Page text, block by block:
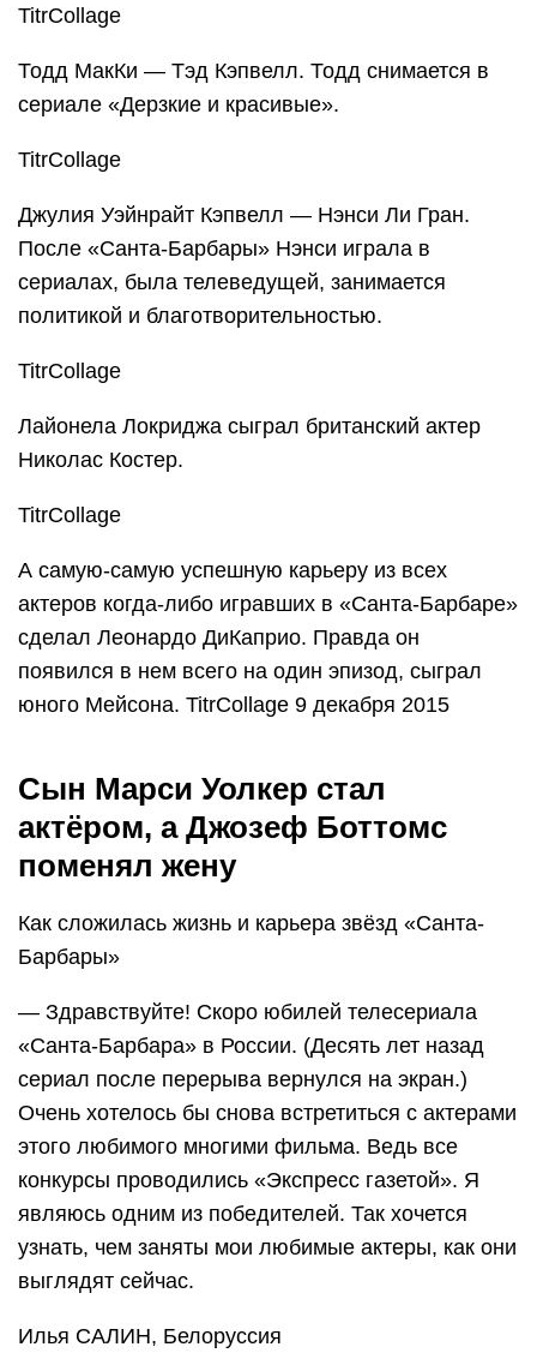
TitrCollage
Тодд МакКи — Тэд Кэпвелл. Тодд снимается в
сериале «Дерзкие и красивые».
TitrCollage
Джулия Уэйнрайт Кэпвелл — Нэнси Ли Гран.
После «Санта-Барбары» Нэнси играла в
сериалах, была телеведущей, занимается
политикой и благотворительностью.
TitrCollage
Лайонела Локриджа сыграл британский актер
Николас Костер.
TitrCollage
А самую-самую успешную карьеру из всех
актеров когда-либо игравших в «Санта-Барбаре»
сделал Леонардо ДиКаприо. Правда он
появился в нем всего на один эпизод, сыграл
юного Мейсона. TitrCollage 9 декабря 2015
Сын Марси Уолкер стал
актёром, а Джозеф Боттомс
поменял жену
Как сложилась жизнь и карьера звёзд «Санта-
Барбары»
— Здравствуйте! Скоро юбилей телесериала
«Санта-Барбара» в России. (Десять лет назад
сериал после перерыва вернулся на экран.)
Очень хотелось бы снова встретиться с актерами
этого любимого многими фильма. Ведь все
конкурсы проводились «Экспресс газетой». Я
являюсь одним из победителей. Так хочется
узнать, чем заняты мои любимые актеры, как они
выглядят сейчас.
Илья САЛИН, Белоруссия